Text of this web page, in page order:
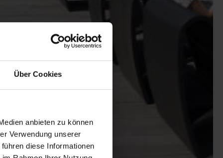
Über Cookies
anbieten zu können
Verwendung unserer
diese Informationen